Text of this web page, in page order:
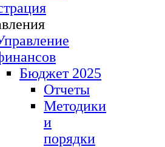
Бюджет 2025
Отчеты
Методики
и
порядки